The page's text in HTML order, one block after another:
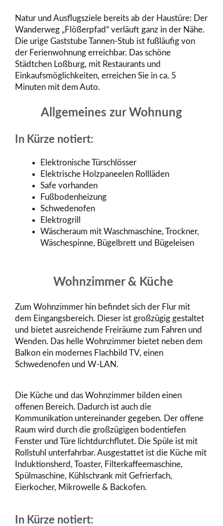
Natur und Ausflugsziele bereits ab der Haustüre: Der
Wanderweg „Flößerpfad“ verläuft ganz in der Nähe.
Die urige Gaststube Tannen-Stub ist fußläufig von
der Ferienwohnung erreichbar. Das schöne
Städtchen Loßburg, mit Restaurants und
Einkaufsmöglichkeiten, erreichen Sie in ca. 5
Minuten mit dem Auto.
Allgemeines zur Wohnung
In Kürze notiert:
Elektronische Türschlösser
Elektrische Holzpaneelen Rollläden
Safe vorhanden
Fußbodenheizung
Schwedenofen
Elektrogrill
Wäscheraum mit Waschmaschine, Trockner,
Wäschespinne, Bügelbrett und Bügeleisen
Wohnzimmer & Küche
Zum Wohnzimmer hin befindet sich der Flur mit
dem Eingangsbereich. Dieser ist großzügig gestaltet
und bietet ausreichende Freiräume zum Fahren und
Wenden. Das helle Wohnzimmer bietet neben dem
Balkon ein modernes Flachbild TV, einen
Schwedenofen und W-LAN.
Die Küche und das Wohnzimmer bilden einen
offenen Bereich. Dadurch ist auch die
Kommunikation untereinander gegeben. Der offene
Raum wird durch die großzügigen bodentiefen
Fenster und Türe lichtdurchflutet. Die Spüle ist mit
Rollstuhl unterfahrbar. Ausgestattet ist die Küche mit
Induktionsherd, Toaster, Filterkaffeemaschine,
Spülmaschine, Kühlschrank mit Gefrierfach,
Eierkocher, Mikrowelle & Backofen.
In Kürze notiert: